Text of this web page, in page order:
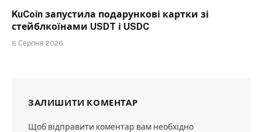
KuCoin запустила подарункові картки зі
стейблкоїнами USDT і USDC
6 Серпня 2026
ЗАЛИШИТИ КОМЕНТАР
Щоб відправити коментар вам необхідно